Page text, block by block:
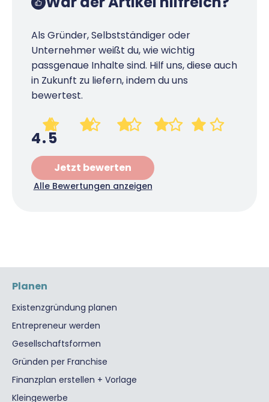
Buchhaltungssoftware
Lohnsoftware
Weitere Tools & Vorlagen
Vergleiche
Finanzierungsangebote
Marke, AGB & Datenschutz
Geschäftskonto eröffnen
Richtig versichern
Software
Deals
Als Gründer, Selbstständiger oder
Unternehmer weißt du, wie wichtig
passgenaue Inhalte sind. Hilf uns, diese auch
in Zukunft zu liefern, indem du uns
bewertest.
4.5
Jetzt bewerten
Alle Bewertungen anzeigen
Planen
Existenzgründung planen
Entrepreneur werden
Gesellschaftsformen
Gründen per Franchise
Finanzplan erstellen + Vorlage
Kleingewerbe